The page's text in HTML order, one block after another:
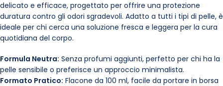
delicato e efficace, progettato per offrire una protezione
duratura contro gli odori sgradevoli. Adatto a tutti i tipi di pelle, è
ideale per chi cerca una soluzione fresca e leggera per la cura
quotidiana del corpo.
Formula Neutra: Senza profumi aggiunti, perfetto per chi ha la
pelle sensibile o preferisce un approccio minimalista.
Formato Pratico: Flacone da 100 ml, facile da portare in borsa